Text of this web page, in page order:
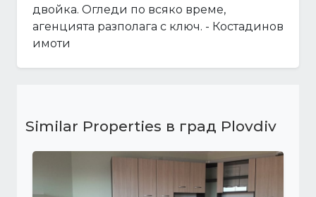
двойка. Огледи по всяко време,
агенцията разполага с ключ. - Костадинов
имоти
Similar Properties в град Plovdiv